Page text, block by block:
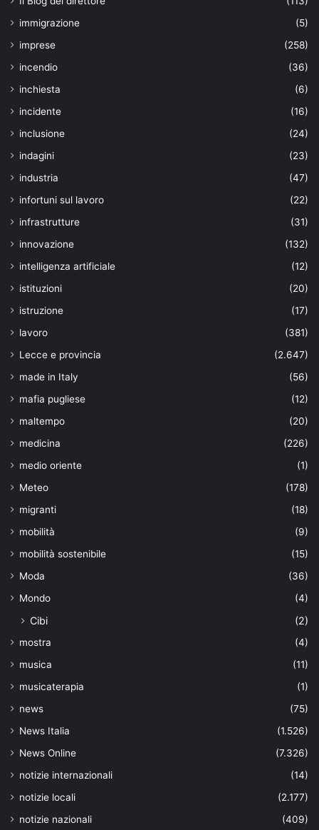
immigrazione
(5)
imprese
(258)
incendio
(36)
inchiesta
(6)
incidente
(16)
inclusione
(24)
indagini
(23)
industria
(47)
infortuni sul lavoro
(22)
infrastrutture
(31)
innovazione
(132)
intelligenza artificiale
(12)
istituzioni
(20)
istruzione
(17)
lavoro
(381)
Lecce e provincia
(2.647)
made in Italy
(56)
mafia pugliese
(12)
maltempo
(20)
medicina
(226)
medio oriente
(1)
Meteo
(178)
migranti
(18)
mobilità
(9)
mobilità sostenibile
(15)
Moda
(36)
Mondo
(4)
Cibi (2)
mostra
(4)
musica
(11)
musicaterapia
(1)
news
(75)
News Italia
(1.526)
News Online
(7.326)
notizie internazionali
(14)
notizie locali
(2.177)
notizie nazionali
(409)